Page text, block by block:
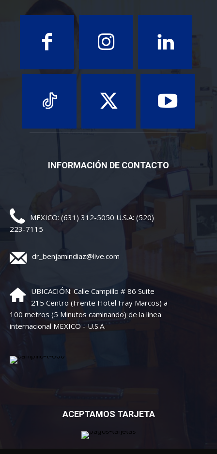
INFORMACIÓN DE CONTACTO
MEXICO: (631) 312-5050 U.S.A: (520)
223-7115
dr_benjamindiaz@live.com
UBICACIÓN: Calle Campillo # 86 Suite
215 Centro (Frente Hotel Fray Marcos) a
100 metros (5 Minutos caminando) de la linea
internacional MEXICO - U.S.A.
ACEPTAMOS TARJETA